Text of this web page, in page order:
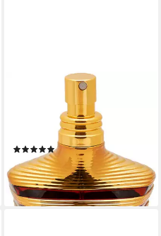
JEAN PAUL GAULTIER
Extrait Parfum Le Male Elixir,
1-tlg., mit einer frischen
Kopfnote aus Lavendel
(52)
ab 99,90 €
(133,20 €/ 100 ml)
leider ausverkauft